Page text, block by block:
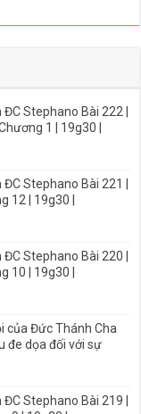
Stephano Bài 222 |
1 | 19g30 |
Stephano Bài 221 |
12 | 19g30 |
Stephano Bài 220 |
10 | 19g30 |
của Đức Thánh Cha
đe dọa đối với sự
Stephano Bài 219 |